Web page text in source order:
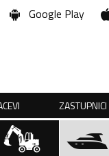
Google Play
ZASTUPNICI